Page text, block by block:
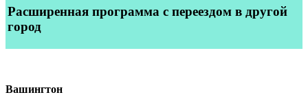
Расширенная программа с переездом в другой
город
Вашингтон